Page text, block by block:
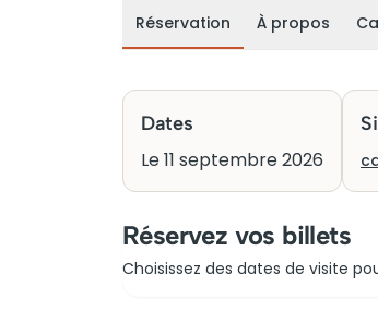
Réservation À propos
Dates
Le 11 septembre 2026
Réservez vos billets
Choisissez des dates de visite